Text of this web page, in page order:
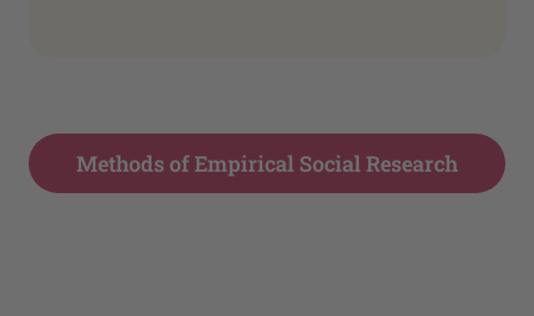
Methods of Empirical Social Research